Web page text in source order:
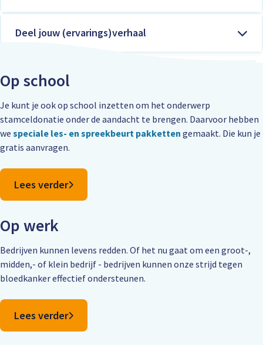
Deel jouw (ervarings)verhaal
Op school
Je kunt je ook op school inzetten om het onderwerp
stamceldonatie onder de aandacht te brengen. Daarvoor hebben
we speciale les- en spreekbeurt pakketten gemaakt. Die kun je
gratis aanvragen.
Lees verder
Op werk
Bedrijven kunnen levens redden. Of het nu gaat om een groot-,
midden,- of klein bedrijf - bedrijven kunnen onze strijd tegen
bloedkanker effectief ondersteunen.
Lees verder